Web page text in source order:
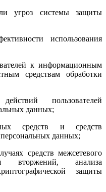
угроз системы защиты
использования
к информационным
средствам обработки
пользователей
данных;
средств и средств
данных;
средств межсетевого
вторжений, анализа
защиты